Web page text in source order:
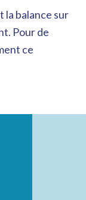
la balance sur
Pour de
ce